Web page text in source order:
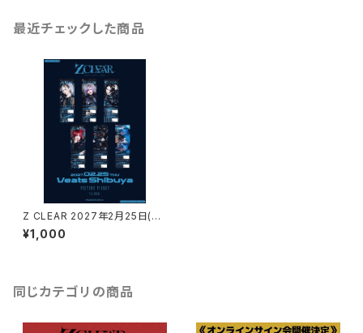
最近チェックした商品
Z CLEAR 2027年2月25日(木)
Veats Shibuya Z CLEAR ON
EMAN TOUR『序曲』 《上 》 GR
¥1,000
同じカテゴリの商品